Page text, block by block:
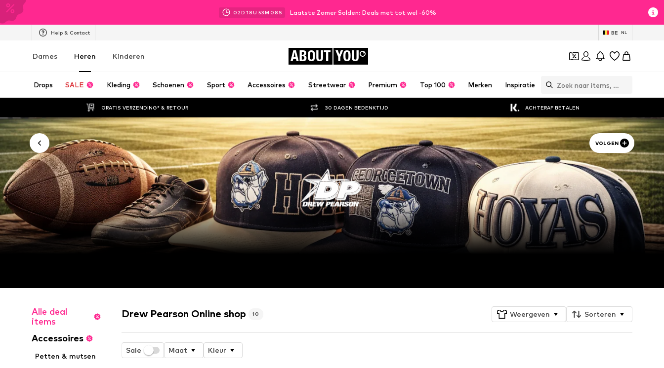
02D 18U 53M 07 S Laatste Zomer Solden: Deals met tot wel -60%
Help & Contact BE NL
Dames Heren Kinderen ABOUT YOU
Drops SALE Kleding Schoenen Sport Accessoires Streetwear Premium Top 100 Merken Inspiratie
GRATIS VERZENDING* & RETOUR 30 DAGEN BEDENKTIJD ACHTERAF BETALEN
VOLGEN
Alle deal
items
Accessoires
Petten & mutsen
Drew Pearson Online shop 10 Weergeven Sorteren
Sale Maat Kleur